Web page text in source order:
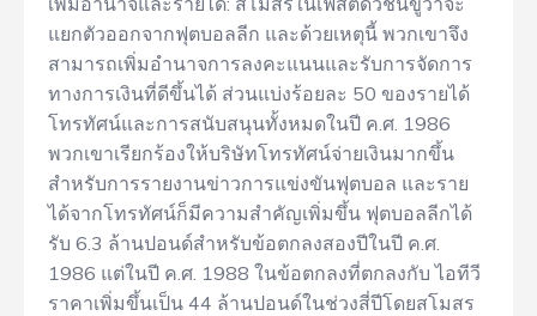
แยกตัวออกจากฟุตบอลลีก และด้วยเหตุนี้ พวกเขาจึง
สามารถเพิ่มอำนาจการลงคะแนนและรับการจัดการ
ทางการเงินที่ดีขึ้นได้ ส่วนแบ่งร้อยละ 50 ของรายได้
โทรทัศน์และการสนับสนุนทั้งหมดในปี ค.ศ. 1986
พวกเขาเรียกร้องให้บริษัทโทรทัศน์จ่ายเงินมากขึ้น
สำหรับการรายงานข่าวการแข่งขันฟุตบอล และราย
ได้จากโทรทัศน์ก็มีความสำคัญเพิ่มขึ้น ฟุตบอลลีกได้
รับ 6.3 ล้านปอนด์สำหรับข้อตกลงสองปีในปี ค.ศ.
1986 แต่ในปี ค.ศ. 1988 ในข้อตกลงที่ตกลงกับ ไอทีวี
ราคาเพิ่มขึ้นเป็น 44 ล้านปอนด์ในช่วงสี่ปีโดยสโมสร